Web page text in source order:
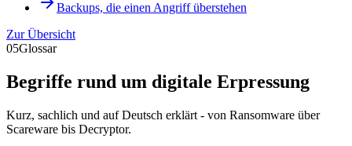
Backups, die einen Angriff überstehen
Zur Übersicht
05Glossar
Begriffe rund um digitale Erpressung
Kurz, sachlich und auf Deutsch erklärt - von Ransomware über
Scareware bis Decryptor.